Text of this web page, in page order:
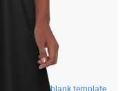
blank template